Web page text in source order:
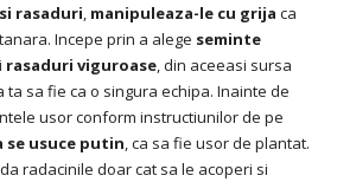
rasaduri, manipuleaza-le cu grija ca
Incepe prin a alege seminte
rasaduri viguroase, din aceeasi sursa
ta sa fie ca o singura echipa. Inainte de
usor conform instructiunilor de pe
se usuce putin, ca sa fie usor de plantat.
radacinile doar cat sa le acoperi si